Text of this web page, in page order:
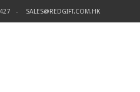
SALES@REDGIFT.COM.HK